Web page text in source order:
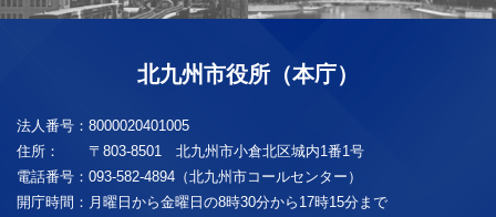
北九州市役所（本庁）
法人番号： 8000020401005
住所：
〒803-8501 北九州市小倉北区城内1番1号
電話番号： 093-582-4894（北九州市コールセンター）
開庁時間： 月曜日から金曜日の8時30分から17時15分まで